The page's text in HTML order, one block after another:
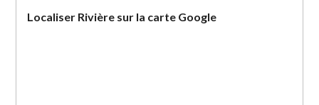
Localiser Rivière sur la carte Google